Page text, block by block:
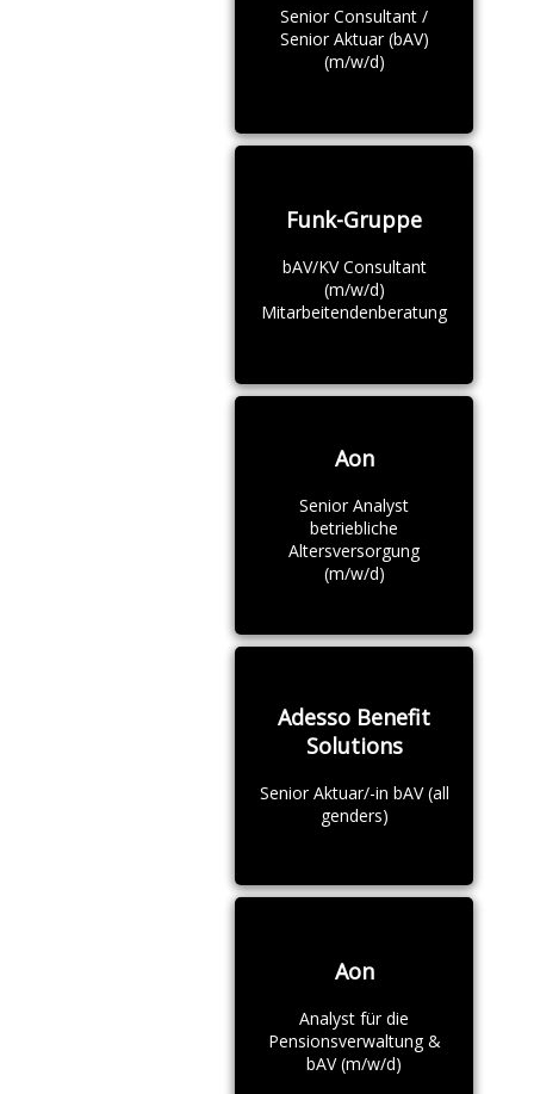
Senior Consultant /
Senior Aktuar (bAV)
(m/w/d)
Funk-Gruppe
bAV/KV Consultant
(m/w/d)
Mitarbeitendenberatung
Aon
Senior Analyst
betriebliche
Altersversorgung
(m/w/d)
Adesso Benefit
Solutions
Senior Aktuar/-in bAV (all
genders)
Aon
Analyst für die
Pensionsverwaltung &
bAV (m/w/d)